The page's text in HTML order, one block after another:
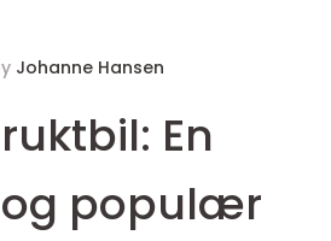
Johanne Hansen
En
populær